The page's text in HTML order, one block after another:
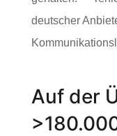
deutscher
Auf der